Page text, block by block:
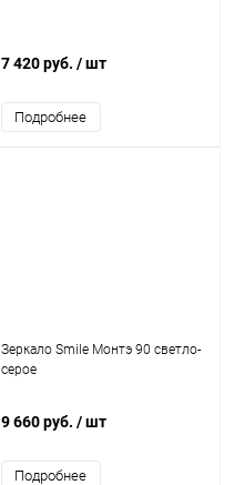
7 420 руб. / шт
Подробнее
Зеркало Smile Монтэ 90 светло-
серое
9 660 руб. / шт
Подробнее